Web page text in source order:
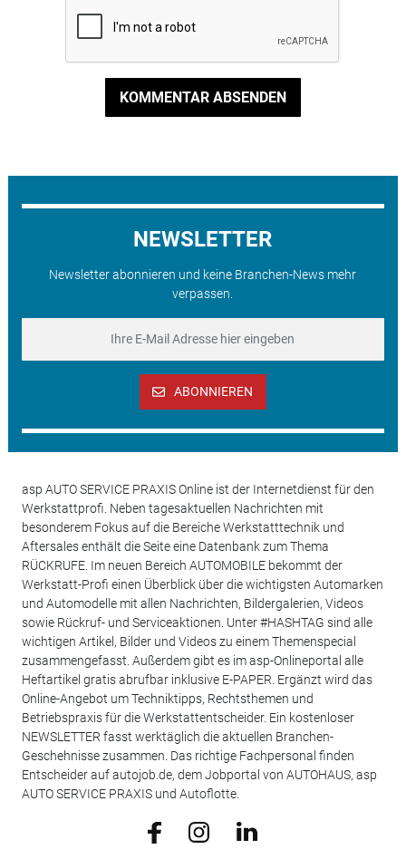
KOMMENTAR ABSENDEN
NEWSLETTER
Newsletter abonnieren und keine Branchen-News mehr
verpassen.
ABONNIEREN
asp AUTO SERVICE PRAXIS Online ist der Internetdienst für den
Werkstattprofi. Neben tagesaktuellen Nachrichten mit
besonderem Fokus auf die Bereiche Werkstatttechnik und
Aftersales enthält die Seite eine Datenbank zum Thema
RÜCKRUFE. Im neuen Bereich AUTOMOBILE bekommt der
Werkstatt-Profi einen Überblick über die wichtigsten Automarken
und Automodelle mit allen Nachrichten, Bildergalerien, Videos
sowie Rückruf- und Serviceaktionen. Unter #HASHTAG sind alle
wichtigen Artikel, Bilder und Videos zu einem Themenspecial
zusammengefasst. Außerdem gibt es im asp-Onlineportal alle
Heftartikel gratis abrufbar inklusive E-PAPER. Ergänzt wird das
Online-Angebot um Techniktipps, Rechtsthemen und
Betriebspraxis für die Werkstattentscheider. Ein kostenloser
NEWSLETTER fasst werktäglich die aktuellen Branchen-
Geschehnisse zusammen. Das richtige Fachpersonal finden
Entscheider auf autojob.de, dem Jobportal von AUTOHAUS, asp
AUTO SERVICE PRAXIS und Autoflotte.